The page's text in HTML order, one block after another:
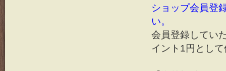
ショップ会員登
い。
会員登録してい
イント1円とし